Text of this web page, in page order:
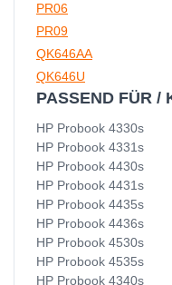
PR06
PR09
QK646AA
QK646U
PASSEND FÜR /
HP Probook 4330s
HP Probook 4331s
HP Probook 4430s
HP Probook 4431s
HP Probook 4435s
HP Probook 4436s
HP Probook 4530s
HP Probook 4535s
HP Probook 4340s